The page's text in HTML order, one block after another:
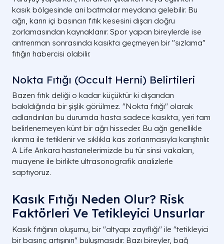
kasık bölgesinde ani batmalar meydana gelebilir. Bu
ağrı, karın içi basıncın fıtık kesesini dışarı doğru
zorlamasından kaynaklanır. Spor yapan bireylerde ise
antrenman sonrasında kasıkta geçmeyen bir "sızlama"
fıtığın habercisi olabilir.
Nokta Fıtığı (Occult Herni) Belirtileri
Bazen fıtık deliği o kadar küçüktür ki dışarıdan
bakıldığında bir şişlik görülmez. "Nokta fıtığı" olarak
adlandırılan bu durumda hasta sadece kasıkta, yeri tam
belirlenemeyen künt bir ağrı hisseder. Bu ağrı genellikle
ıkınma ile tetiklenir ve sıklıkla kas zorlanmasıyla karıştırılır.
A Life Ankara hastanelerimizde bu tür sinsi vakaları,
muayene ile birlikte ultrasonografik analizlerle
saptıyoruz.
Kasık Fıtığı Neden Olur​? Risk
Faktörleri Ve Tetikleyici Unsurlar
Kasık fıtığının oluşumu, bir "altyapı zayıflığı" ile "tetikleyici
bir basınç artışının" buluşmasıdır. Bazı bireyler, bağ